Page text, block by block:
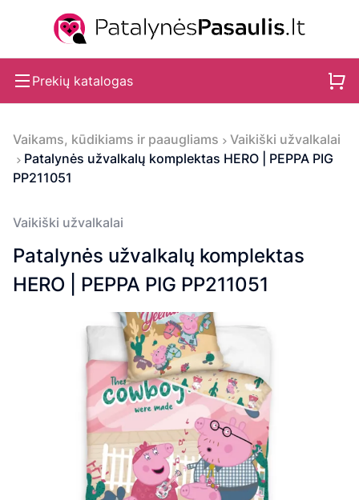
Prekių katalogas
Vaikams, kūdikiams ir paaugliams
Vaikiški užvalkalai
Patalynės užvalkalų komplektas HERO | PEPPA PIG
PP211051
Vaikiški užvalkalai
Patalynės užvalkalų komplektas
HERO | PEPPA PIG PP211051